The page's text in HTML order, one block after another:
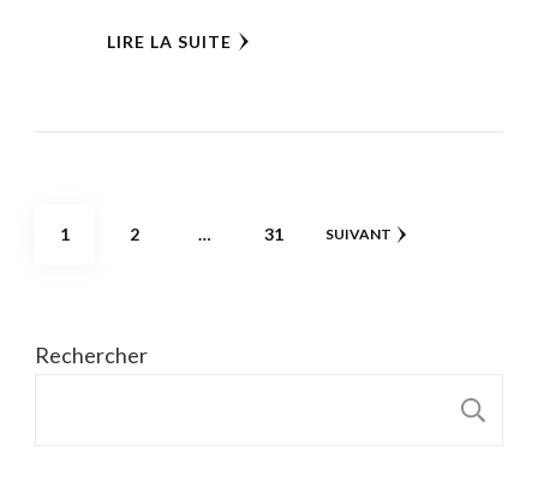
LIRE LA SUITE
Pagination
PAGE
1 PAGE
2 … PAGE
31 SUIVANT
Rechercher